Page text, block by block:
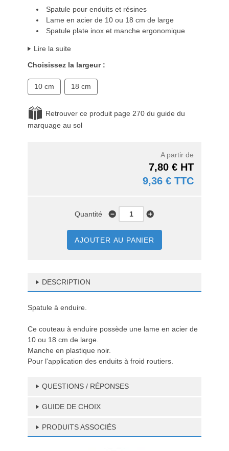
Spatule pour enduits et résines
Lame en acier de 10 ou 18 cm de large
Spatule plate inox et manche ergonomique
Lire la suite
Choisissez la largeur :
10 cm 18 cm
Retrouver ce produit page 270 du guide du
marquage au sol
A partir de
7,80 € HT
9,36 € TTC
Quantité
AJOUTER AU PANIER
DESCRIPTION
Spatule à enduire.
Ce couteau à enduire possède une lame en acier de
10 ou 18 cm de large.
Manche en plastique noir.
Pour l'application des enduits à froid routiers.
QUESTIONS / RÉPONSES
GUIDE DE CHOIX
PRODUITS ASSOCIÉS